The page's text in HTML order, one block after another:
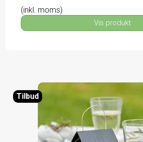
(inkl. moms)
Vis produkt
Tilbud